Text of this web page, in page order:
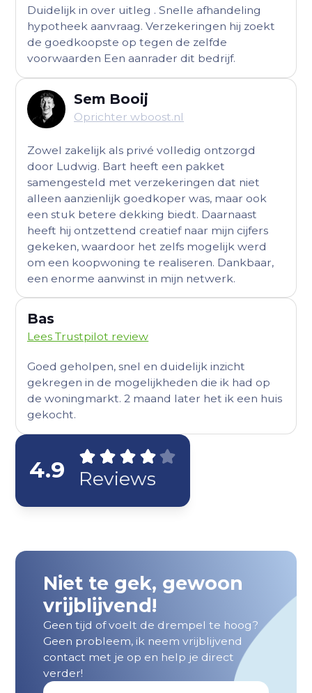
Duidelijk in over uitleg . Snelle afhandeling
hypotheek aanvraag. Verzekeringen hij zoekt
de goedkoopste op tegen de zelfde
voorwaarden Een aanrader dit bedrijf.
Sem Booij
Oprichter wboost.nl
Zowel zakelijk als privé volledig ontzorgd
door Ludwig. Bart heeft een pakket
samengesteld met verzekeringen dat niet
alleen aanzienlijk goedkoper was, maar ook
een stuk betere dekking biedt. Daarnaast
heeft hij ontzettend creatief naar mijn cijfers
gekeken, waardoor het zelfs mogelijk werd
om een koopwoning te realiseren. Dankbaar,
een enorme aanwinst in mijn netwerk.
Bas
Lees Trustpilot review
Goed geholpen, snel en duidelijk inzicht
gekregen in de mogelijkheden die ik had op
de woningmarkt. 2 maand later het ik een huis
gekocht.
4.9 Reviews
Niet te gek, gewoon
vrijblijvend!
Geen tijd of voelt de drempel te hoog?
Geen probleem, ik neem vrijblijvend
contact met je op en help je direct
verder!